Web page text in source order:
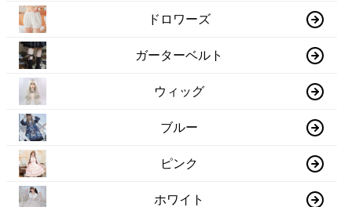
ドロワーズ
ガーターベルト
ウィッグ
ブルー
ピンク
ホワイト